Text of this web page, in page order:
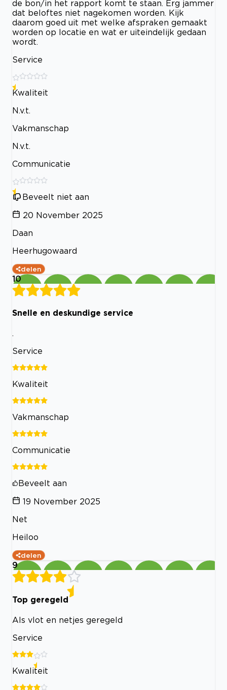
de bon/in het rapport komt te staan. Erg jammer
dat beloftes niet nagekomen worden. Kijk
daarom goed uit met welke afspraken gemaakt
worden op locatie en wat er uiteindelijk gedaan
wordt.
Service
Kwaliteit
N.v.t.
Vakmanschap
N.v.t.
Communicatie
Beveelt niet aan
20 November 2025
Daan
Heerhugowaard
delen
10
Snelle en deskundige service
.
Service
Kwaliteit
Vakmanschap
Communicatie
Beveelt aan
19 November 2025
Net
Heiloo
delen
9
Top geregeld
Als vlot en netjes geregeld
Service
Kwaliteit